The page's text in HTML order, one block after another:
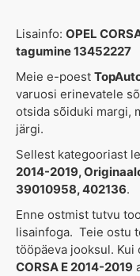
Lisainfo: OPEL
tagumine 13452227
Meie e-poest
varuosi erinevatele
otsida sõiduki margi,
järgi.
Sellest kategooriast
2014-2019,
39010958, 402136.
Enne ostmist tutvu
lisainfoga. Teie ostu
tööpäeva jooksul.
CORSA E 2014-2019